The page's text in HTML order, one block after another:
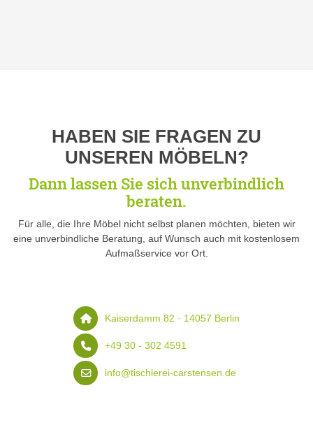
HABEN SIE FRAGEN ZU
UNSEREN MÖBELN?
Dann lassen Sie sich unverbindlich
beraten.
Für alle, die Ihre Möbel nicht selbst planen möchten, bieten wir
eine unverbindliche Beratung, auf Wunsch auch mit kostenlosem
Aufmaßservice vor Ort.
Kaiserdamm 82 · 14057 Berlin
+49 30 - 302 4591
info@tischlerei-carstensen.de